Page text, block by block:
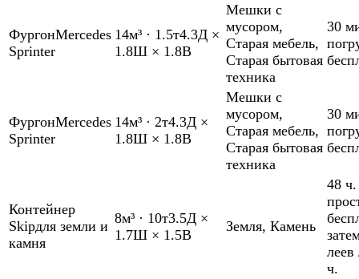
ФургонMercedes
Sprinter
14м³ · 1.5т4.3Д ×
1.8Ш × 1.8В
Мешки с
мусором,
Старая мебель,
Старая бытовая
техника
30
ФургонMercedes
Sprinter
14м³ · 2т4.3Д ×
1.8Ш × 1.8В
Мешки с
мусором,
Старая мебель,
Старая бытовая
техника
30
Контейнер
Skipдля земли и
камня
8м³ · 10т3.5Д ×
1.7Ш × 1.5В
Земля, Камень
48 ч.
леев
ч.